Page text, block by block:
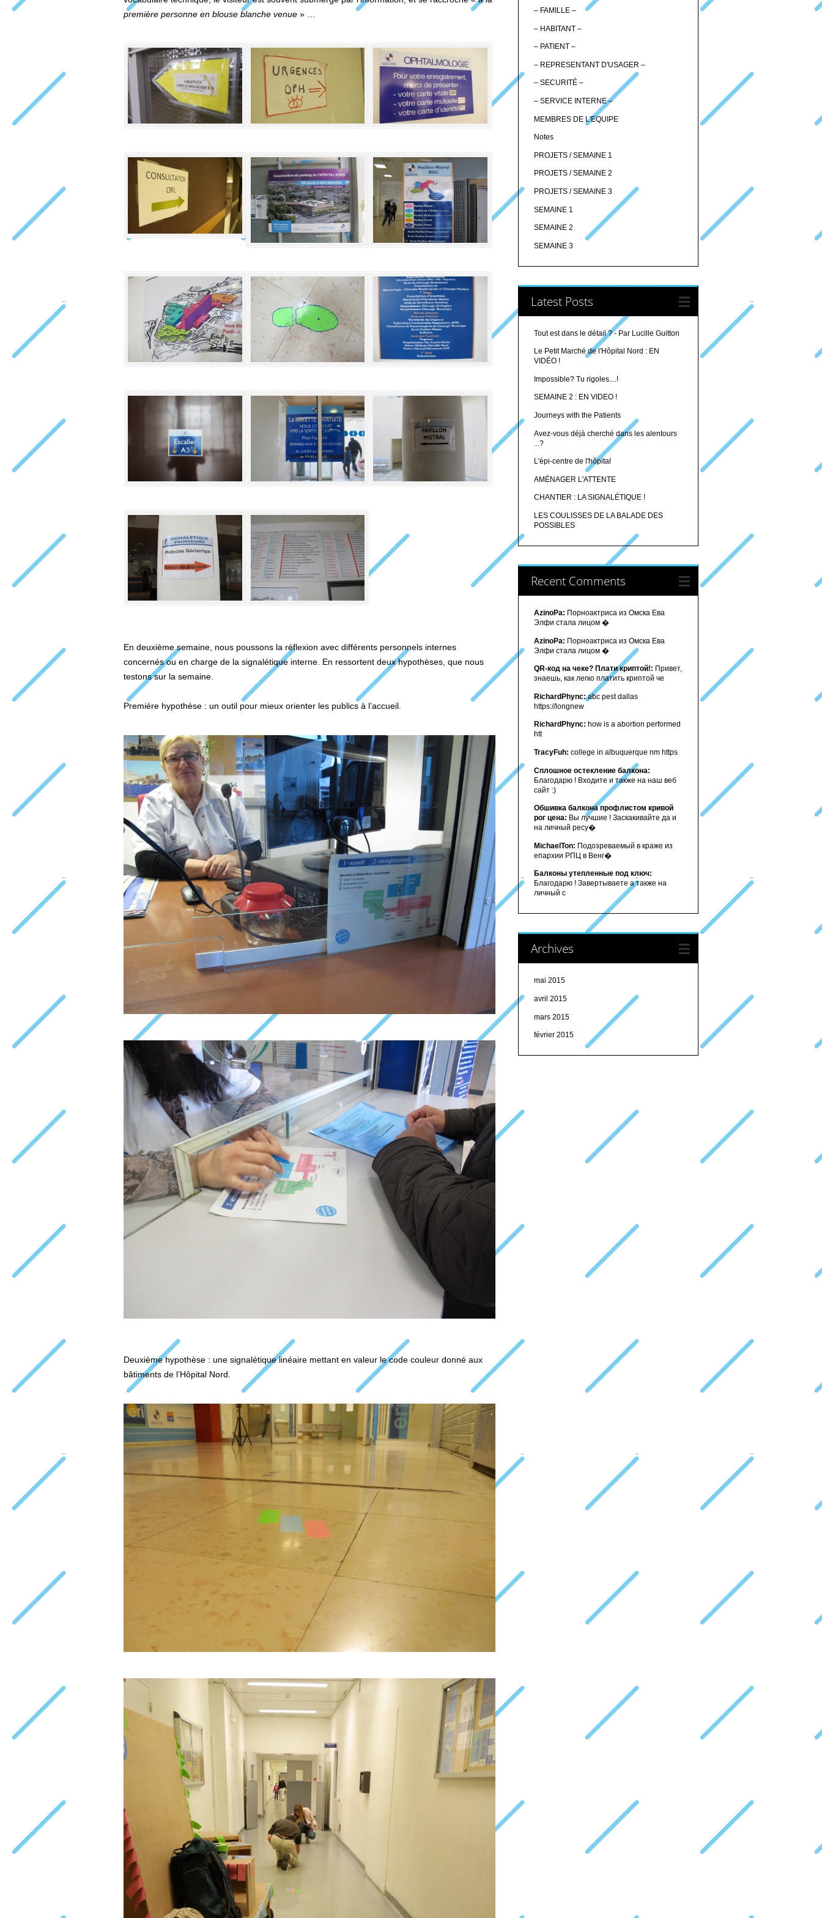
première personne en blouse blanche venue » …
En deuxième semaine, nous poussons la réflexion avec différents personnels internes
concernés ou en charge de la signalétique interne. En ressortent deux hypothèses, que nous
testons sur la semaine.
Première hypothèse : un outil pour mieux orienter les publics à l’accueil.
Deuxième hypothèse : une signalétique linéaire mettant en valeur le code couleur donné aux
bâtiments de l’Hôpital Nord.
– FAMILLE –
– HABITANT –
– PATIENT –
– REPRESENTANT D'USAGER –
– SECURITÉ –
– SERVICE INTERNE –
MEMBRES DE L'EQUIPE
Notes
PROJETS / SEMAINE 1
PROJETS / SEMAINE 2
PROJETS / SEMAINE 3
SEMAINE 1
SEMAINE 2
SEMAINE 3
Latest Posts
Tout est dans le détail ? - Par Lucille Guitton
Le Petit Marché de l'Hôpital Nord : EN
VIDÉO !
Impossible? Tu rigoles....!
SEMAINE 2 : EN VIDEO !
Journeys with the Patients
Avez-vous déjà cherché dans les alentours
...?
L'épi-centre de l'hôpital
AMÉNAGER L'ATTENTE
CHANTIER : LA SIGNALÉTIQUE !
LES COULISSES DE LA BALADE DES
POSSIBLES
Recent Comments
AzinoPa: Порноактриса из Омска Ева
Элфи стала лицом �
AzinoPa: Порноактриса из Омска Ева
Элфи стала лицом �
QR-код на чеке? Плати криптой!: Привет,
знаешь, как легко платить криптой че
RichardPhync:abc pest dallas
https://longnew
RichardPhync: how is a abortion performed
htt
TracyFuh: college in albuquerque nm https
Сплошное остекление балкона:
Благодарю ! Входите и также на наш веб
сайт :)
Обшивка балкона профлистом кривой
рог цена: Вы лучшие ! Заскакивайте да и
на личный ресу�
MichaelTon: Подозреваемый в краже из
епархии РПЦ в Венг�
Балконы утепленные под ключ:
Благодарю ! Завертываете а также на
личный с
Archives
mai 2015
avril 2015
mars 2015
février 2015